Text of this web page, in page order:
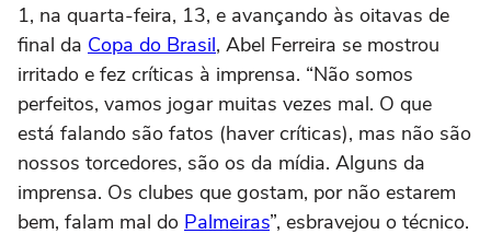
1, na quarta-feira, 13, e avançando às oitavas de
final da Copa do Brasil, Abel Ferreira se mostrou
irritado e fez críticas à imprensa. “Não somos
perfeitos, vamos jogar muitas vezes mal. O que
está falando são fatos (haver críticas), mas não são
nossos torcedores, são os da mídia. Alguns da
imprensa. Os clubes que gostam, por não estarem
bem, falam mal do Palmeiras”, esbravejou o técnico.